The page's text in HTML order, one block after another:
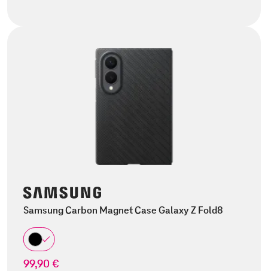
Samsung Carbon Magnet Case Galaxy Z Fold8
99,90 €